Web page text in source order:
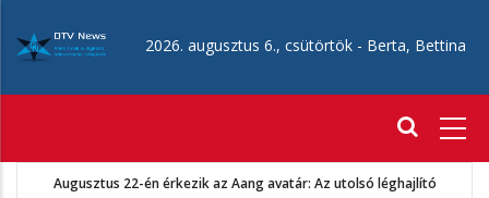
tartalomra
2026. augusztus 6., csütörtök - Berta, Bettina
Augusztus 22-én érkezik az Aang avatár: Az utolsó léghajlító